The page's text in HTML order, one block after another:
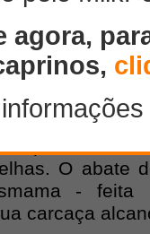
tanto no
do
de
que isso
trabalha
matrizes e
O abate
-
carcaça